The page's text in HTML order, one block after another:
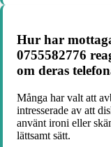
Hur har
0755582776
om deras
Många har valt att
intresserade av att
använt ironi eller
lättsamt sätt.